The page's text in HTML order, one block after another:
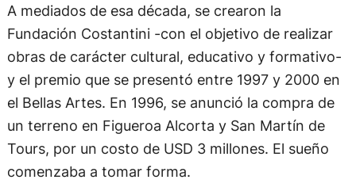
A mediados de esa década, se crearon la
Fundación Costantini -con el objetivo de realizar
obras de carácter cultural, educativo y formativo-
y el premio que se presentó entre 1997 y 2000 en
el Bellas Artes. En 1996, se anunció la compra de
un terreno en Figueroa Alcorta y San Martín de
Tours, por un costo de USD 3 millones. El sueño
comenzaba a tomar forma.